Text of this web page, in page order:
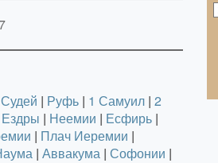
| Руфь | 1 Самуил | 2
Ездры | Неемии | Есфирь |
| Плач Иеремии |
| Аввакума | Софонии |